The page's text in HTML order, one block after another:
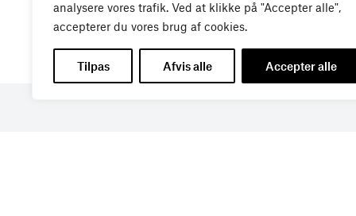
analysere vores trafik. Ved at klikke på "Accepter alle",
accepterer du vores brug af cookies.
Tilpas Afvis alle Accepter alle